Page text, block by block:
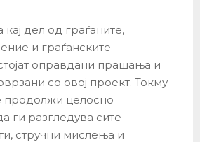
дел од граѓаните,
и граѓанските
оправдани прашања и
со овој проект. Токму
продолжи целосно
ги разгледува сите
стручни мислења и